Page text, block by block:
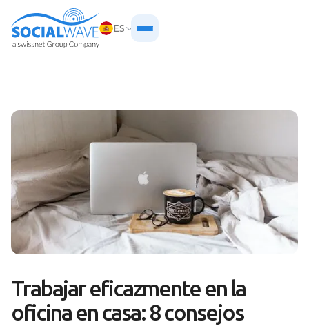
ES
Trabajar eficazmente en la
oficina en casa: 8 consejos